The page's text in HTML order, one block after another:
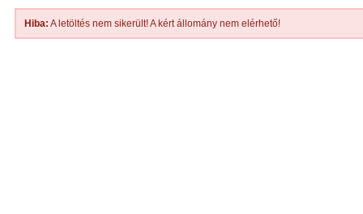
Hiba: A letöltés nem sikerült! A kért állomány nem elérhető!